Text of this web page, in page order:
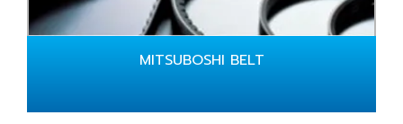
MITSUBOSHI BELT